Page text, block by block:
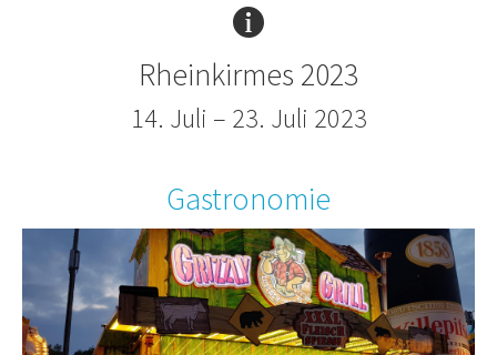
Rheinkirmes 2023
14. Juli – 23. Juli 2023
Gastronomie